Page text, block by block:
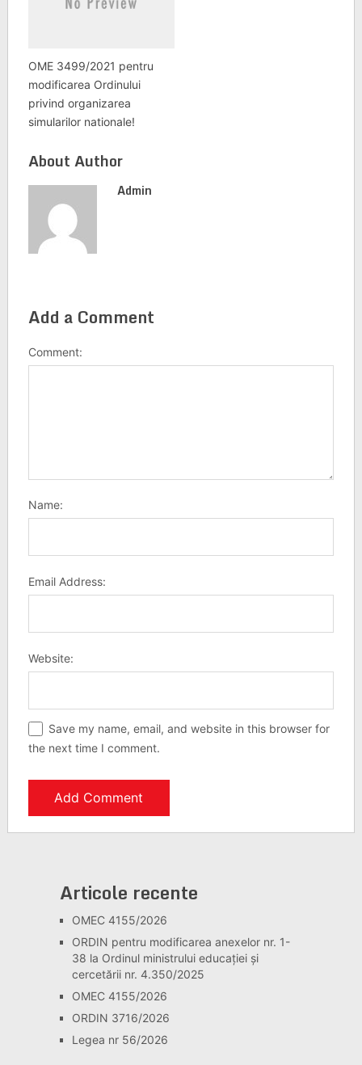
OME 3499/2021 pentru
modificarea Ordinului
privind organizarea
simularilor nationale!
About Author
Admin
Add a Comment
Comment:
Name:
Email Address:
Website:
Save my name, email, and website in this browser for
the next time I comment.
Articole recente
OMEC 4155/2026
ORDIN pentru modificarea anexelor nr. 1-
38 la Ordinul ministrului educației și
cercetării nr. 4.350/2025
OMEC 4155/2026
ORDIN 3716/2026
Legea nr 56/2026